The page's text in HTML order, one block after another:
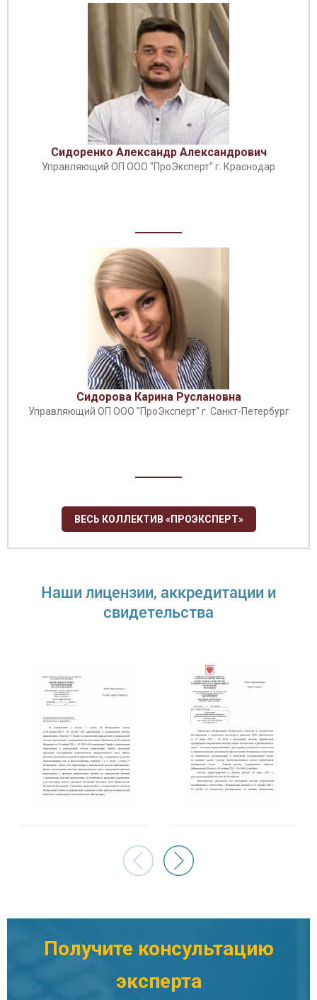
Сидоренко Александр Александрович
Управляющий ОП ООО "ПроЭксперт" г. Краснодар
Сидорова Карина Руслановна
Управляющий ОП ООО "ПроЭксперт" г. Санкт-Петербург
ВЕСЬ КОЛЛЕКТИВ «ПРОЭКСПЕРТ»
Наши лицензии, аккредитации и
свидетельства
Получите консультацию
эксперта